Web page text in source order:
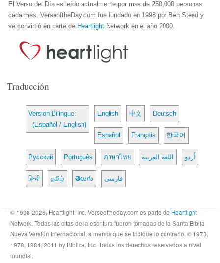
El Verso del Día es leído actualmente por mas de 250,000 personas
cada mes. VerseoftheDay.com fue fundado en 1998 por Ben Steed y
se convirtió en parte de Heartlight Network en el año 2000.
Traducción
Version Bilingue:
(Español / English)
English 中文 Deutsch
Español Français 한국어
Русский Português ภาษาไทย اللغة العربية اُردو
हिन्दी தமிழ் తెలుగు فارسی
© 1998-2026, Heartlight, Inc. Verseoftheday.com es parte de Heartlight
Network. Todas las citas de la escritura fueron tomadas de la Santa Biblia
Nueva Versión Internacional, a menos que se indique lo contrario. © 1973,
1978, 1984, 2011 by Biblica, Inc. Todos los derechos reservados a nivel
mundial.